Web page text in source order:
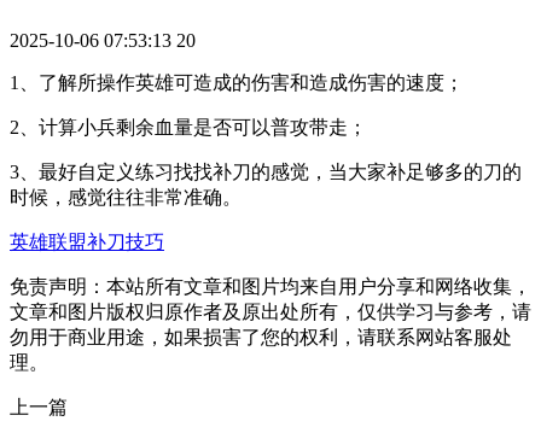
2025-10-06 07:53:13 20
1、了解所操作英雄可造成的伤害和造成伤害的速度；
2、计算小兵剩余血量是否可以普攻带走；
3、最好自定义练习找找补刀的感觉，当大家补足够多的刀的
时候，感觉往往非常准确。
英雄联盟补刀技巧
免责声明：本站所有文章和图片均来自用户分享和网络收集，
文章和图片版权归原作者及原出处所有，仅供学习与参考，请
勿用于商业用途，如果损害了您的权利，请联系网站客服处
理。
上一篇